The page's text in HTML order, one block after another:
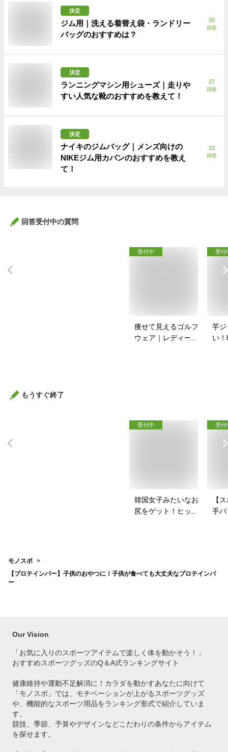
決定
ジム用｜洗える着替え袋・ランドリー
バッグのおすすめは？
30
回答
決定
ランニングマシン用シューズ｜走りや
すい人気な靴のおすすめを教えて！
27
回答
決定
ナイキのジムバッグ｜メンズ向けの
NIKEジム用カバンのおすすめを教え
て！
10
回答
回答受付中の質問
受付中
痩せて見えるゴルフ
ウェア｜レディース
受付
芋ジ
い
もうすぐ終了
受付中
韓国女子みたいなお
尻をゲット！ヒップ
受付
【
手パ
モノスポ
【プロテインバー】子供のおやつに！子供が食べても大丈夫なプロテインバ
ー
Our Vision
「お気に入りのスポーツアイテムで楽しく体を動かそう！」
おすすめスポーツグッズのQ＆A式ランキングサイト
健康維持や運動不足解消に！カラダを動かすあなたに向けて
「モノスポ」では、モチベーションが上がるスポーツグッズ
や、機能的なスポーツ用品をランキング形式で紹介していま
す。
競技、季節、予算やデザインなどこだわりの条件からアイテム
を探せます。